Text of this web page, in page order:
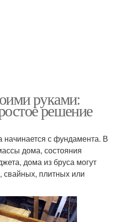
руками:
решение
начинается с фундамента. В
дома, состояния
дома из бруса могут
свайных, плитных или